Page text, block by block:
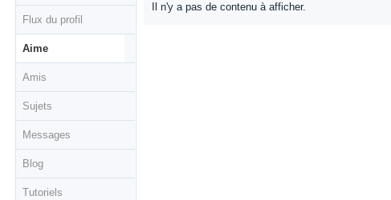
Flux du profil
Aime
Amis
Sujets
Messages
Blog
Tutoriels
Il n'y a pas de contenu à afficher.